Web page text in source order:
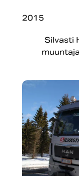
2015
Silvasti